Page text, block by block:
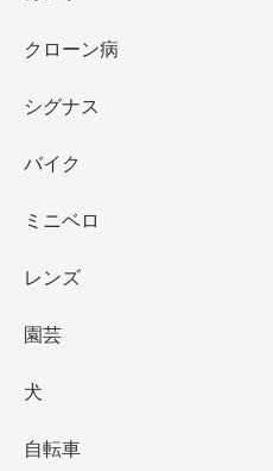
クローン病
シグナス
バイク
ミニベロ
レンズ
園芸
犬
自転車